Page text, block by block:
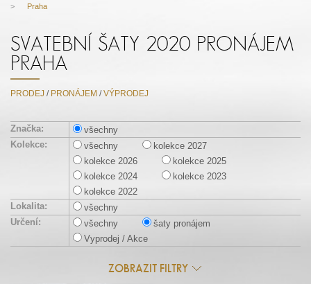
>
Praha
SVATEBNÍ ŠATY 2020 PRONÁJEM
PRAHA
PRODEJ / PRONÁJEM /VÝPRODEJ
Značka:
všechny
Kolekce:
všechny
kolekce 2027
kolekce 2026
kolekce 2025
kolekce 2024
kolekce 2023
kolekce 2022
Lokalita:
všechny
Určení:
všechny
šaty pronájem
Vyprodej / Akce
ZOBRAZIT FILTRY